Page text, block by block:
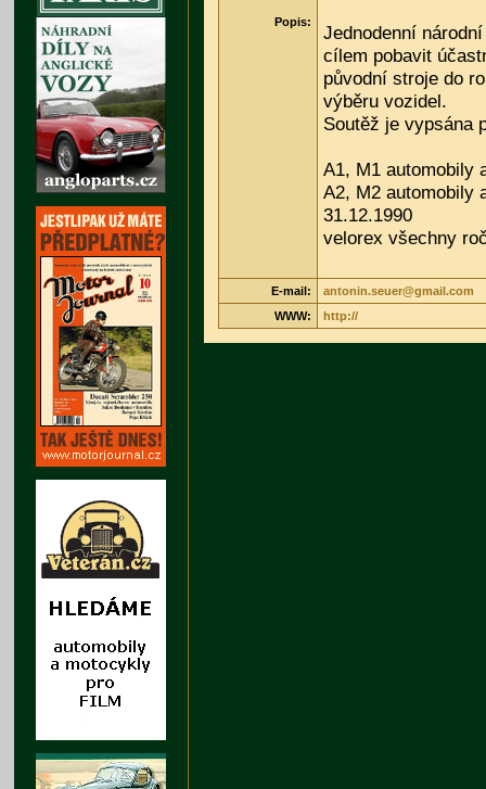
Popis:
Jednodenní
cílem pobavit
původní stroje do
výběru vozidel.
Soutěž je vypsána
A1, M1 automobily
A2, M2 automobily
31.12.1990
velorex všechny
E-mail:
antonin.seuer@gmail.com
WWW:
http://